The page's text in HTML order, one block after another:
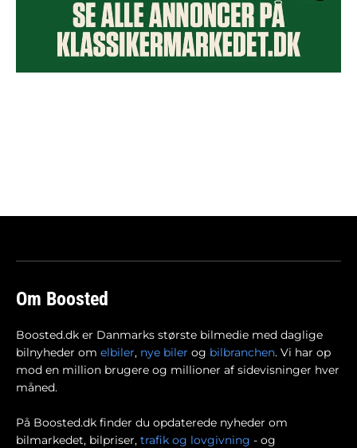
Om Boosted
Boosted.dk er Danmarks største bilmedie med daglige
bilnyheder om elbiler, nye biler og bilbranchen. Vi har op
mod en million brugere og millioner af sidevisninger hver
måned.
På Boosted.dk finder du opdaterede nyheder om
bilmarkedet, bilpriser, trafik og lovgivning - og